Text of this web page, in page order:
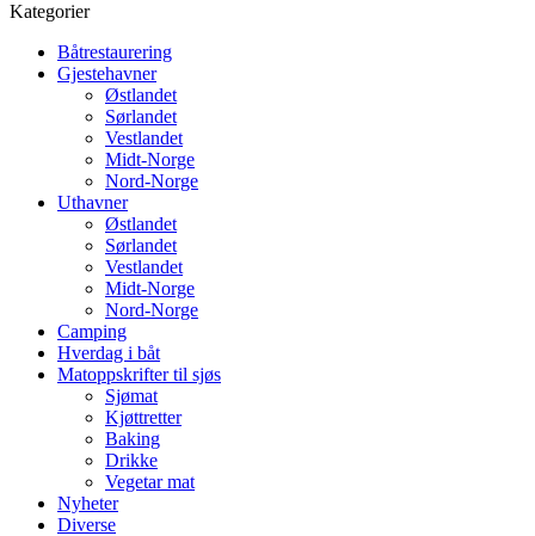
Kategorier
Båtrestaurering
Gjestehavner
Østlandet
Sørlandet
Vestlandet
Midt-Norge
Nord-Norge
Uthavner
Østlandet
Sørlandet
Vestlandet
Midt-Norge
Nord-Norge
Camping
Hverdag i båt
Matoppskrifter til sjøs
Sjømat
Kjøttretter
Baking
Drikke
Vegetar mat
Nyheter
Diverse